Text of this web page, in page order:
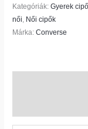
Kategóriák:Gyerek
női, Női cipők
Márka:Converse